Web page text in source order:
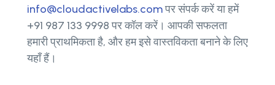
info@cloudactivelabs.comपर संपर्क करें या हमें
+91 987 133 9998 पर कॉल करें। आपकी सफलता
हमारी प्राथमिकता है, और हम इसे वास्तविकता बनाने के लिए
यहाँ हैं।